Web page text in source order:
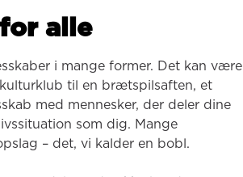
alle
i mange former. Det kan være
til en brætspilsaften, et
med mennesker, der deler dine
som dig. Mange
– det, vi kalder en bobl.